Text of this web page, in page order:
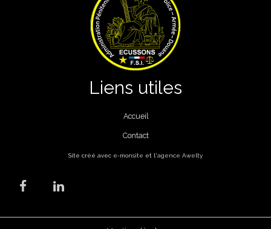
Liens utiles
Accueil
Contact
Site créé avec e-monsite et l'agence Awelty